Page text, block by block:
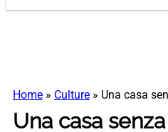
Home » Culture » Una casa
Una casa